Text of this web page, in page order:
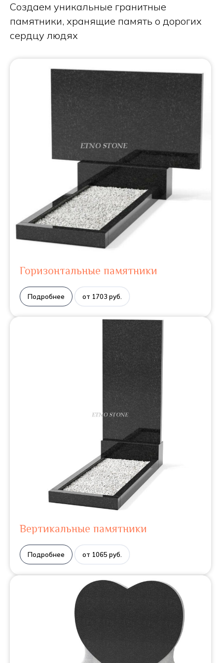
Создаем уникальные гранитные
памятники, хранящие память о дорогих
сердцу людях
Горизонтальные памятники
Подробнее от 1703 руб.
Вертикальные памятники
Подробнее от 1065 руб.